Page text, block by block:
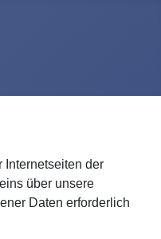
Internetseiten der
über unsere
Daten erforderlich